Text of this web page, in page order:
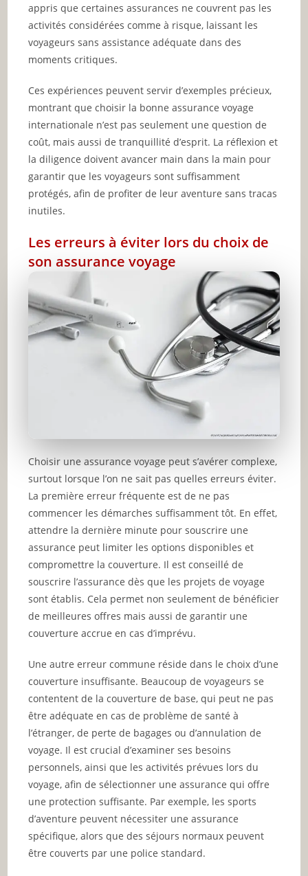
appris que certaines assurances ne couvrent pas les
activités considérées comme à risque, laissant les
voyageurs sans assistance adéquate dans des
moments critiques.
Ces expériences peuvent servir d’exemples précieux,
montrant que choisir la bonne assurance voyage
internationale n’est pas seulement une question de
coût, mais aussi de tranquillité d’esprit. La réflexion et
la diligence doivent avancer main dans la main pour
garantir que les voyageurs sont suffisamment
protégés, afin de profiter de leur aventure sans tracas
inutiles.
Les erreurs à éviter lors du choix de
son assurance voyage
Choisir une assurance voyage peut s’avérer complexe,
surtout lorsque l’on ne sait pas quelles erreurs éviter.
La première erreur fréquente est de ne pas
commencer les démarches suffisamment tôt. En effet,
attendre la dernière minute pour souscrire une
assurance peut limiter les options disponibles et
compromettre la couverture. Il est conseillé de
souscrire l’assurance dès que les projets de voyage
sont établis. Cela permet non seulement de bénéficier
de meilleures offres mais aussi de garantir une
couverture accrue en cas d’imprévu.
Une autre erreur commune réside dans le choix d’une
couverture insuffisante. Beaucoup de voyageurs se
contentent de la couverture de base, qui peut ne pas
être adéquate en cas de problème de santé à
l’étranger, de perte de bagages ou d’annulation de
voyage. Il est crucial d’examiner ses besoins
personnels, ainsi que les activités prévues lors du
voyage, afin de sélectionner une assurance qui offre
une protection suffisante. Par exemple, les sports
d’aventure peuvent nécessiter une assurance
spécifique, alors que des séjours normaux peuvent
être couverts par une police standard.